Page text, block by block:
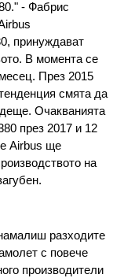
- Фабрис
принуждават
В момента се
През 2015
смята да
Очакванията
през 2017 и 12
Airbus ще
на
разходите
с повече
производители